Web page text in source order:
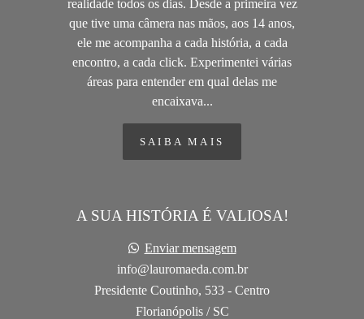
realidade todos os dias. Desde a primeira vez
que tive uma câmera nas mãos, aos 14 anos,
ele me acompanha a cada história, a cada
encontro, a cada click. Experimentei várias
áreas para entender em qual delas me
encaixava...
SAIBA MAIS
A SUA HISTÓRIA É VALIOSA!
Enviar mensagem
info@lauromaeda.com.br
Presidente Coutinho, 533 - Centro
Florianópolis / SC